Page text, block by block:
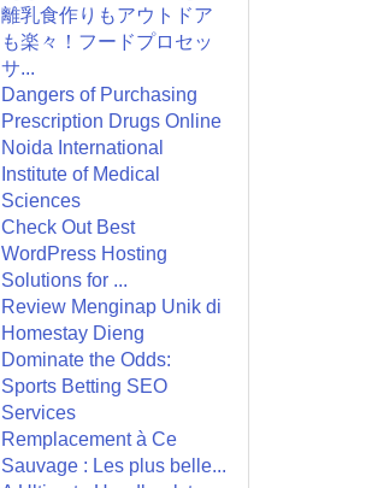
離乳食作りもアウトドア
も楽々！フードプロセッ
サ...
Dangers of Purchasing
Prescription Drugs Online
Noida International
Institute of Medical
Sciences
Check Out Best
WordPress Hosting
Solutions for ...
Review Menginap Unik di
Homestay Dieng
Dominate the Odds:
Sports Betting SEO
Services
Remplacement à Ce
Sauvage : Les plus belle...